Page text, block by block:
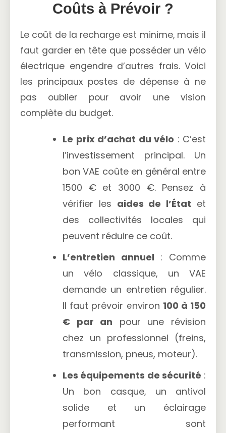
Coûts à Prévoir ?
Le coût de la recharge est minime, mais il
faut garder en tête que posséder un vélo
électrique engendre d’autres frais. Voici
les principaux postes de dépense à ne
pas oublier pour avoir une vision
complète du budget.
Le prix d’achat du vélo : C’est
l’investissement principal. Un
bon VAE coûte en général entre
1500 € et 3000 €. Pensez à
vérifier les aides de l’État et
des collectivités locales qui
peuvent réduire ce coût.
L’entretien annuel : Comme
un vélo classique, un VAE
demande un entretien régulier.
Il faut prévoir environ 100 à 150
€ par an pour une révision
chez un professionnel (freins,
transmission, pneus, moteur).
Les équipements de sécurité :
Un bon casque, un antivol
solide et un éclairage
performant sont